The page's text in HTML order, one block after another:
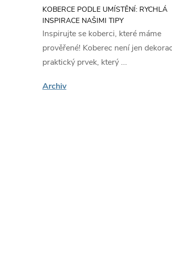
KOBERCE PODLE UMÍSTĚNÍ: RYCHLÁ
INSPIRACE NAŠIMI TIPY
Inspirujte se koberci, které máme
prověřené! Koberec není jen
praktický prvek, který ...
Archiv